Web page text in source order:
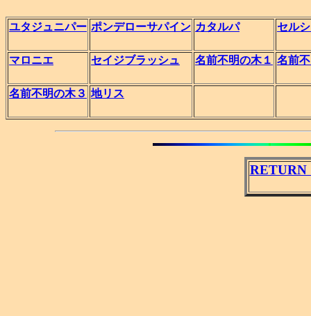
ユタジュニパー ポンデローサパイン カタルパ セル
マロニエ セイジブラッシュ 名前不明の木１ 名前
名前不明の木３ 地リス